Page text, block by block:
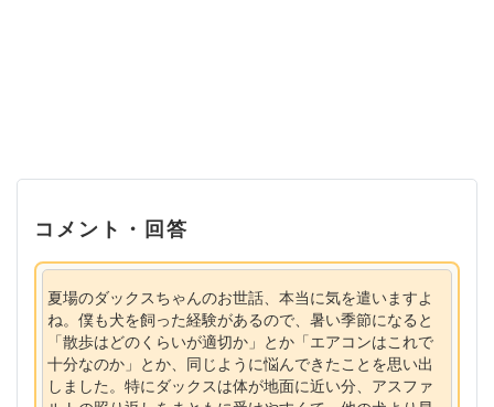
コメント・回答
夏場のダックスちゃんのお世話、本当に気を遣いますよ
ね。僕も犬を飼った経験があるので、暑い季節になると
「散歩はどのくらいが適切か」とか「エアコンはこれで
十分なのか」とか、同じように悩んできたことを思い出
しました。特にダックスは体が地面に近い分、アスファ